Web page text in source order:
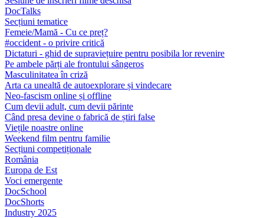
DocTalks
Secțiuni tematice
Femeie/Mamă - Cu ce preț?
#occident - o privire critică
Dictaturi - ghid de supraviețuire pentru posibila lor revenire
Pe ambele părți ale frontului sângeros
Masculinitatea în criză
Arta ca unealtă de autoexplorare și vindecare
Neo-fascism online și offline
Cum devii adult, cum devii părinte
Când presa devine o fabrică de știri false
Viețile noastre online
Weekend film pentru familie
Secțiuni competiționale
România
Europa de Est
Voci emergente
DocSchool
DocShorts
Industry 2025